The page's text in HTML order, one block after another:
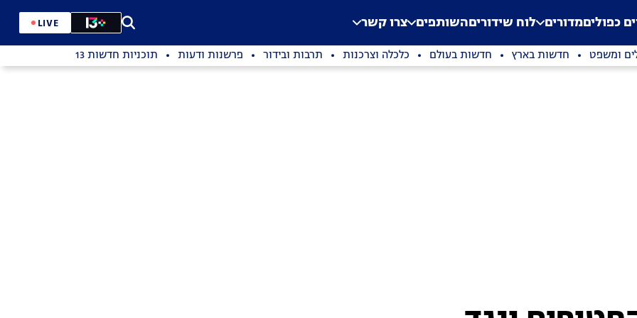
Application error: a
. כפוליםמדורים לוח שידוריםהשותפים צרו קשר LIVE
ומשפט חדשות בארץ חדשות בעולם כלכלה וצרכנות תרבות ובידור פרשנות ודעות תוכניות חדשות 13